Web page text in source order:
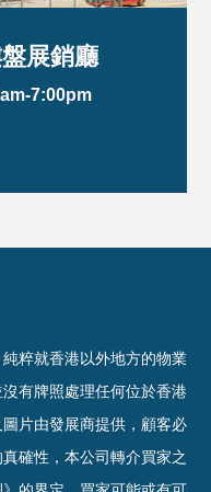
展銷廳
7:00pm
粹就香港以外地方的物業
有牌照處理任何位於香港
片由發展商提供，顧客必
真確性 ， 本公司轉介買家之